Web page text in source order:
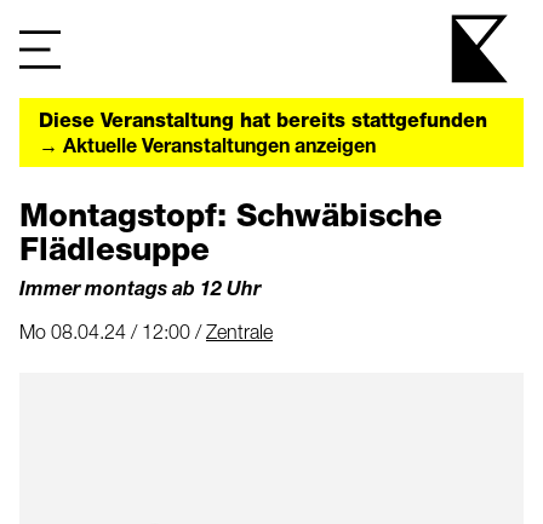
Diese Veranstaltung hat bereits stattgefunden
→ Aktuelle Veranstaltungen anzeigen
Montagstopf: Schwäbische
Flädlesuppe
Immer montags ab 12 Uhr
Mo 08.04.24 / 12:00 /Zentrale